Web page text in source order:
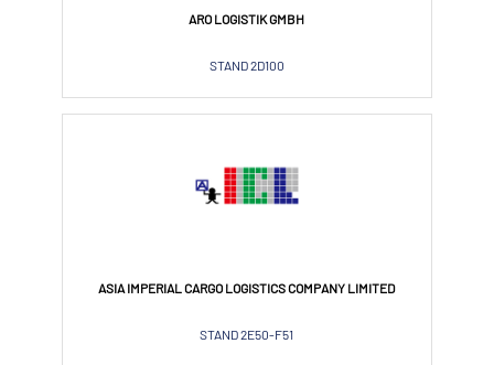
ARO LOGISTIK GMBH
STAND 2D100
ASIA IMPERIAL CARGO LOGISTICS COMPANY LIMITED
STAND 2E50-F51